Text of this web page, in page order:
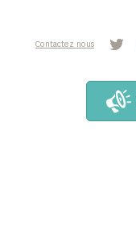
Contactez nous